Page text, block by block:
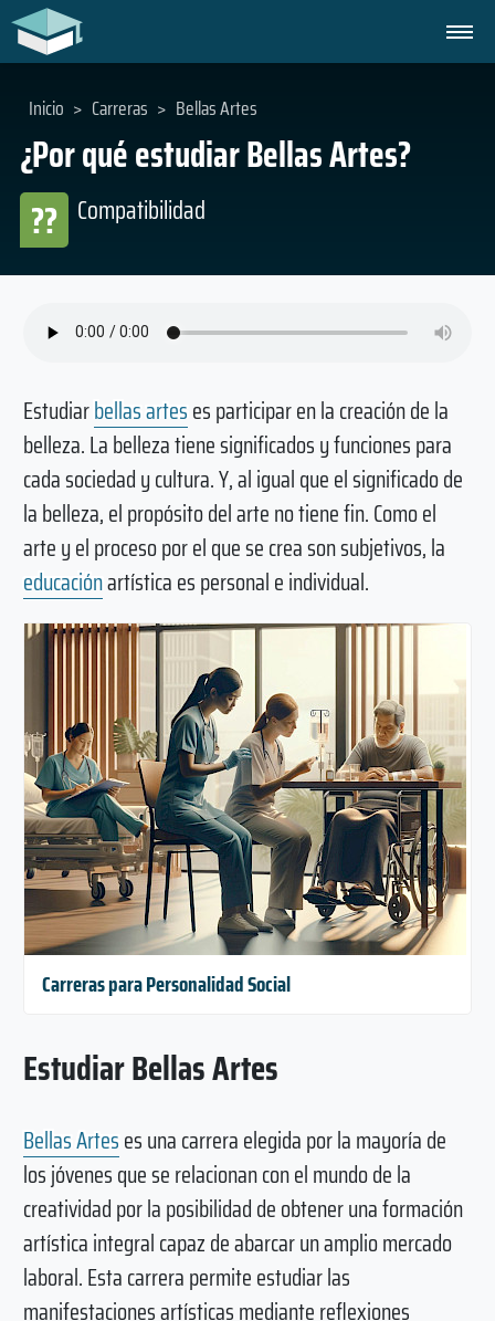
¿Por qué estudiar Bellas Artes?
Compatibilidad
??
Inicio > Carreras > Bellas Artes
Estudiarbellas arteses participar en la creación de la
belleza. La belleza tiene significados y funciones para
cada sociedad y cultura. Y, al igual que el significado de
la belleza, el propósito del arte no tiene fin. Como el
arte y el proceso por el que se crea son subjetivos, la
educaciónartística es personal e individual.
Carreras para Personalidad Social
Estudiar Bellas Artes
Bellas Arteses una carrera elegida por la mayoría de
los jóvenes que se relacionan con el mundo de la
creatividad por la posibilidad de obtener una formación
artística integral capaz de abarcar un amplio mercado
laboral. Esta carrera permite estudiar las
manifestaciones artísticas mediante reflexiones